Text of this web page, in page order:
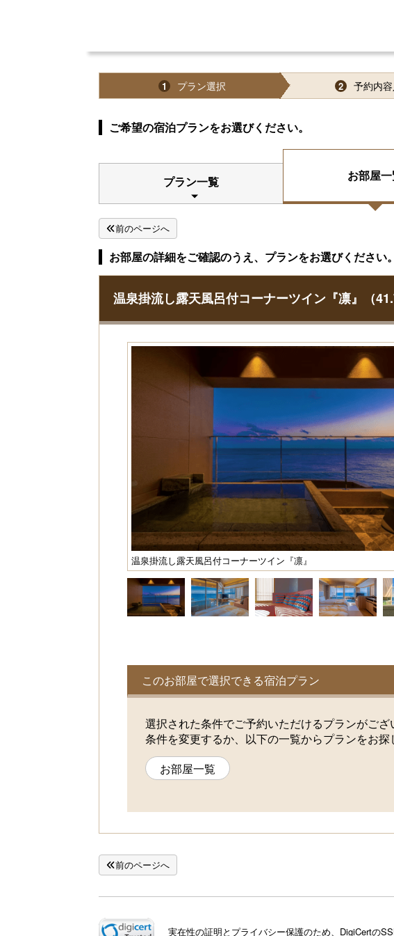
1 プラン選択 2 予約内
ご希望の宿泊プランをお選びください。
プラン一覧 お部屋
前のページへ
お部屋の詳細をご確認のうえ、プランをお選びください。
温泉掛流し露天風呂付コーナーツイン『凛』（
温泉掛流し露天風呂付コーナーツイン『凛』
このお部屋で選択できる宿泊プラン
選択された条件でご予約いただけるプランがござ
条件を変更するか、以下の一覧からプランをお探
お部屋一覧
前のページへ
実在性の証明とプライバシー保護のため、DigiCertの